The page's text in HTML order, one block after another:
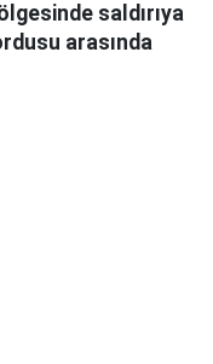
saldırıya
arasında